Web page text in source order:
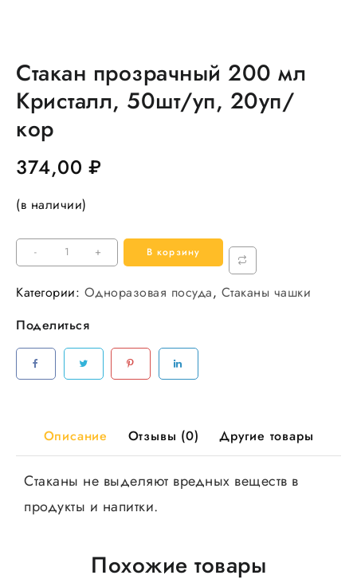
Стакан прозрачный 200 мл
Кристалл, 50шт/уп, 20уп/
кор
374,00 ₽
(в наличии)
-
Количество
товара
Стакан
200
мл
Кристалл,
+ В корзину
Категории: Одноразовая посуда, Стаканы чашки
Поделиться
Описание Отзывы (0) Другие товары
Стаканы не выделяют вредных веществ в
продукты и напитки.
Похожие товары